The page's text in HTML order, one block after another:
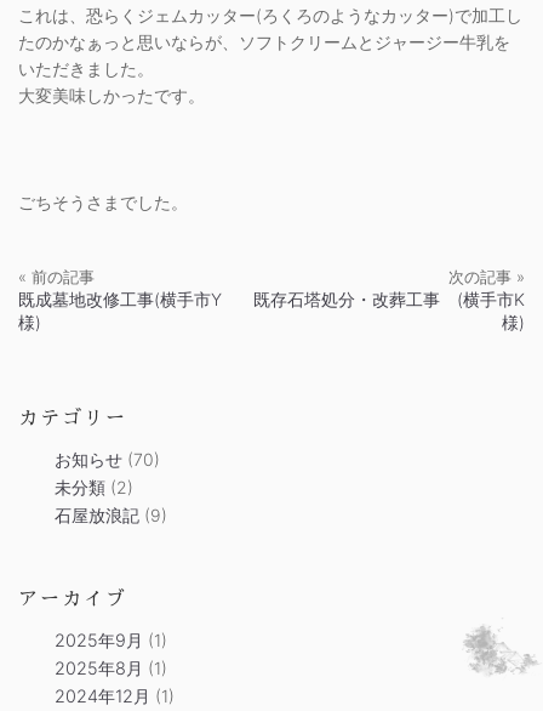
これは、恐らくジェムカッター(ろくろのようなカッター)で加工し
たのかなぁっと思いならが、ソフトクリームとジャージー牛乳を
いただきました。
大変美味しかったです。
ごちそうさまでした。
« 前の記事
既成墓地改修工事(横手市Y
様)
次の記事 »
既存石塔処分・改葬工事 (横手市K
様)
カテゴリー
お知らせ (70)
未分類 (2)
石屋放浪記 (9)
アーカイブ
2025年9月 (1)
2025年8月 (1)
2024年12月 (1)